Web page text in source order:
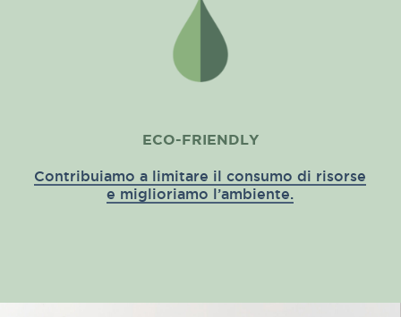
ECO-FRIENDLY
Contribuiamo a limitare il consumo di risorse
e miglioriamo l’ambiente.